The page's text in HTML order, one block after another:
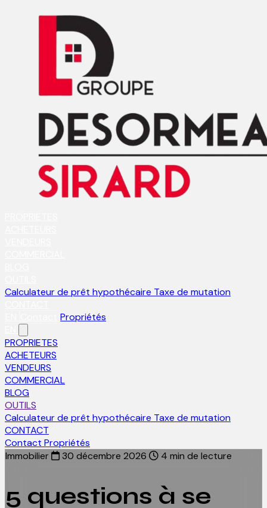
Calculateur de prêt hypothécaire Taxe de mutation
Propriétés
PROPRIETES
ACHETEURS
VENDEURS
COMMERCIAL
BLOG
OUTILS
Calculateur de prêt hypothécaire Taxe de mutation
CONTACT
Contact Propriétés
Immobilier
30 décembre 2026 4 min de lecture
5 questions à se